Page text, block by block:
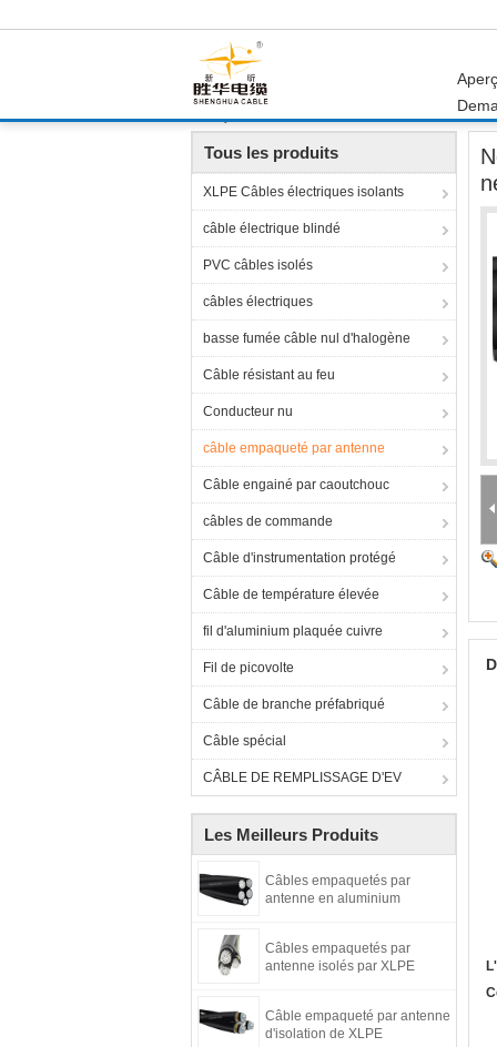
Aperçu Produits câble empaqueté par
Tous les produits
XLPE Câbles électriques isolants
câble électrique blindé
PVC câbles isolés
câbles électriques
basse fumée câble nul d'halogène
Câble résistant au feu
Conducteur nu
câble empaqueté par antenne
Câble engainé par caoutchouc
câbles de commande
Câble d'instrumentation protégé
Câble de température élevée
fil d'aluminium plaquée cuivre
Fil de picovolte
Câble de branche préfabriqué
Câble spécial
CÂBLE DE REMPLISSAGE D'EV
Les Meilleurs Produits
Câbles empaquetés par
antenne en aluminium
Câbles empaquetés par
antenne isolés par XLPE
Câble empaqueté par antenne
d'isolation de XLPE